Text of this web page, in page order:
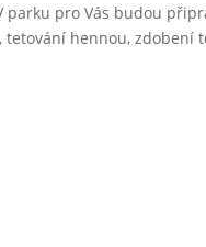
parku pro Vás budou
tetování hennou, zdobení